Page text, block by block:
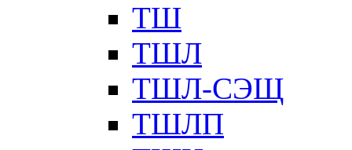
ТШ
ТШЛ
ТШЛ-СЭЩ
ТШЛП